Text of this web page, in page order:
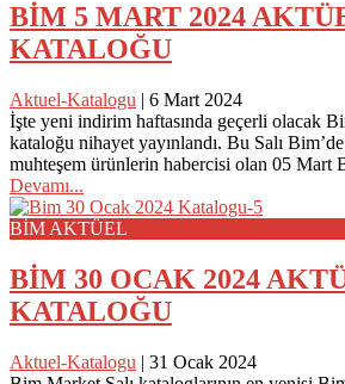
BİM 5 MART 2024
KATALOĞU
Aktuel-Katalogu | 6 Mart 2024
İşte yeni indirim haftasında geçerli olacak
kataloğu nihayet yayınlandı. Bu Salı
muhteşem ürünlerin habercisi olan 05 Mart
Devamı...
BİM AKTÜEL
BİM 30 OCAK 2024
KATALOĞU
Aktuel-Katalogu | 31 Ocak 2024